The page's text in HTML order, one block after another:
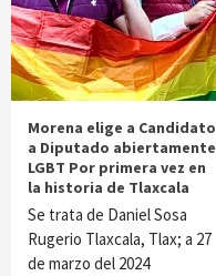
Morena elige a Candidato
a Diputado abiertamente
LGBT Por primera vez en
la historia de Tlaxcala
Se trata de Daniel Sosa
Rugerio Tlaxcala, Tlax; a 27
de marzo del 2024